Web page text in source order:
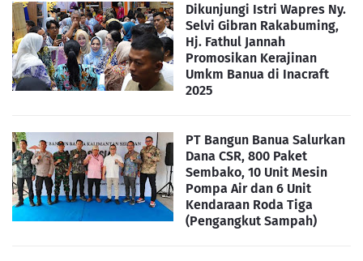
Dikunjungi Istri Wapres Ny.
Selvi Gibran Rakabuming,
Hj. Fathul Jannah
Promosikan Kerajinan
Umkm Banua di Inacraft
2025
PT Bangun Banua Salurkan
Dana CSR, 800 Paket
Sembako, 10 Unit Mesin
Pompa Air dan 6 Unit
Kendaraan Roda Tiga
(Pengangkut Sampah)